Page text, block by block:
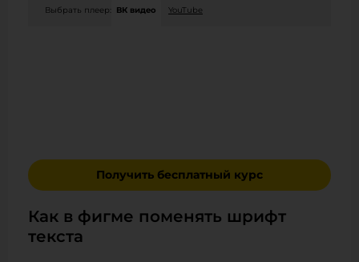
Выбрать плеер: ВК видео YouTube
Получить бесплатный курс
Как в фигме поменять шрифт
текста